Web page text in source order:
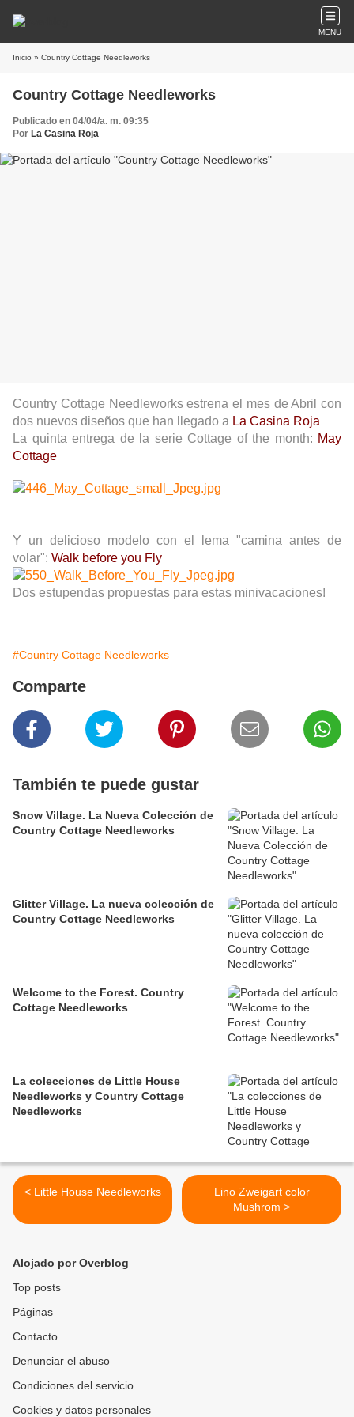
MENU
Inicio » Country Cottage Needleworks
Country Cottage Needleworks
Publicado en 04/04/a. m. 09:35
Por La Casina Roja
Country Cottage Needleworks estrena el mes de Abril con
dos nuevos diseños que han llegado a La Casina Roja
La quinta entrega de la serie Cottage of the month: May
Cottage
Y un delicioso modelo con el lema "camina antes de
volar": Walk before you Fly
Dos estupendas propuestas para estas minivacaciones!
#Country Cottage Needleworks
Comparte
También te puede gustar
Snow Village. La Nueva Colección de
Country Cottage Needleworks
Glitter Village. La nueva colección de
Country Cottage Needleworks
Welcome to the Forest. Country
Cottage Needleworks
La colecciones de Little House
Needleworks y Country Cottage
Needleworks
< Little House Needleworks
Lino Zweigart color
Mushrom >
Alojado por Overblog
Top posts
Páginas
Contacto
Denunciar el abuso
Condiciones del servicio
Cookies y datos personales